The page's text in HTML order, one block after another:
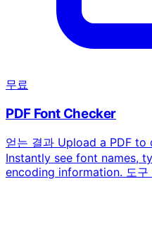
무료
PDF Font Checker
얻는 결과 Upload a PDF
Instantly see font names,
encoding information. 도구